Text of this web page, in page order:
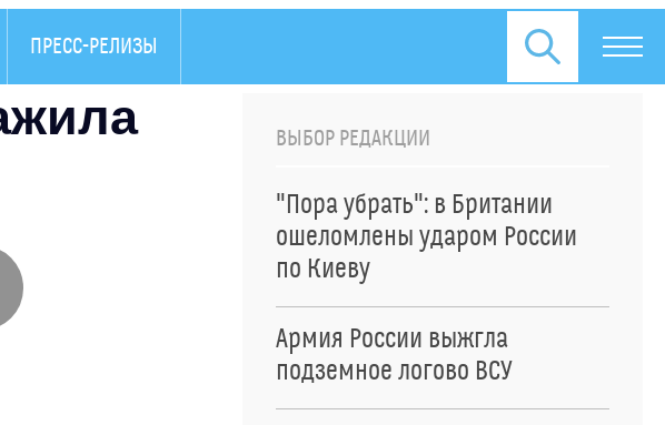
ПРЕСС-РЕЛИЗЫ
ВЫБОР РЕДАКЦИИ
"Пора убрать": в Британии
ошеломлены ударом России
по Киеву
Армия России выжгла
подземное логово ВСУ